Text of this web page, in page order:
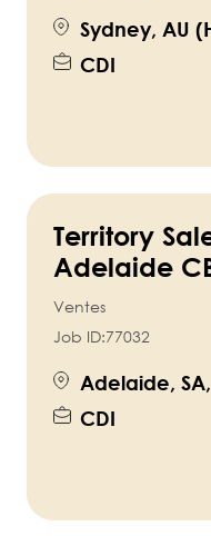
Sydney, AU
CDI
Territory
Adelaide
Ventes
Job ID:77032
Adelaide,
CDI